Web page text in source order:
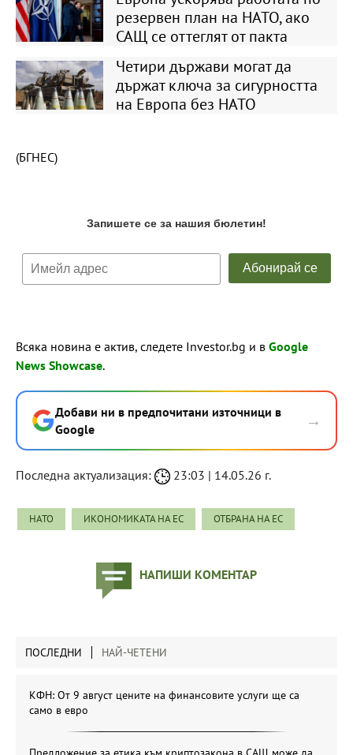
резервен план на НАТО, ако
САЩ се оттеглят от пакта
Четири държави могат да
държат ключа за сигурността
на Европа без НАТО
(БГНЕС)
Всяка новина е актив, следете Investor.bg и в Google
News Showcase.
Добави ни в предпочитани източници в
Google
→
Последна актуализация: 23:03 | 14.05.26 г.
НАТО ИКОНОМИКАТА НА ЕС ОТБРАНА НА ЕС
НАПИШИ КОМЕНТАР
ПОСЛЕДНИ НАЙ-ЧЕТЕНИ
КФН: От 9 август цените на финансовите услуги ще са
само в евро